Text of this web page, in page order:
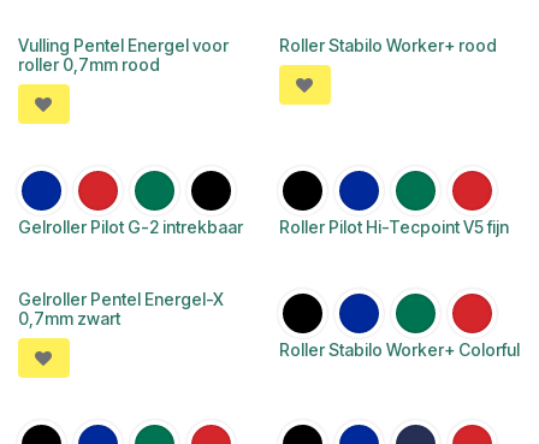
Vulling Pentel Energel voor
roller 0,7mm rood
Roller Stabilo Worker+ rood
Gelroller Pilot G-2 intrekbaar Roller Pilot Hi-Tecpoint V5 fijn
Gelroller Pentel Energel-X
0,7mm zwart
Roller Stabilo Worker+ Colorful